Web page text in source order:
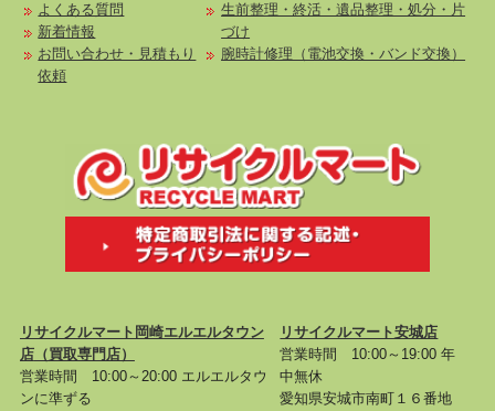
よくある質問
新着情報
お問い合わせ・見積もり
依頼
生前整理・終活・遺品整理・処分・片
づけ
腕時計修理（電池交換・バンド交換）
リサイクルマート岡崎エルエルタウン
店（買取専門店）
営業時間 10:00～20:00 エルエルタウ
ンに準ずる
リサイクルマート安城店
営業時間 10:00～19:00 年
中無休
愛知県安城市南町１６番地